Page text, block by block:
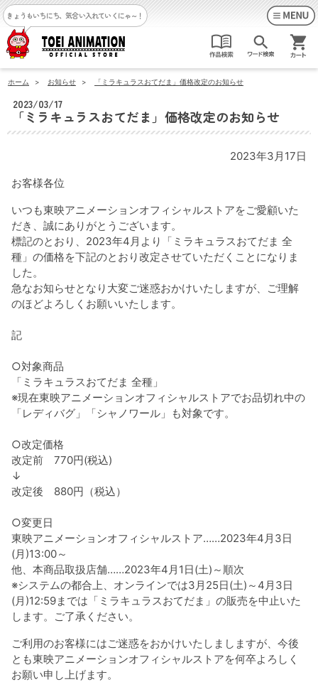
きょうもいちにち、気合い入れていくにゃ～！
ホーム > お知らせ > 「ミラキュラスおてだま」価格改定のお知らせ
2023/03/17
「ミラキュラスおてだま」価格改定のお知らせ
2023年3月17日
お客様各位
いつも東映アニメーションオフィシャルストアをご愛顧いた
だき、誠にありがとうございます。
標記のとおり、2023年4月より「ミラキュラスおてだま 全
種」の価格を下記のとおり改定させていただくことになりま
した。
急なお知らせとなり大変ご迷惑おかけいたしますが、ご理解
のほどよろしくお願いいたします。
記
○対象商品
「ミラキュラスおてだま 全種」
※現在東映アニメーションオフィシャルストアでお品切れ中の
「レディバグ」「シャノワール」も対象です。
○改定価格
改定前 770円(税込)
↓
改定後 880円（税込）
○変更日
東映アニメーションオフィシャルストア……2023年4月3日
(月)13:00～
他、本商品取扱店舗……2023年4月1日(土)～順次
※システムの都合上、オンラインでは3月25日(土)～4月3日
(月)12:59までは「ミラキュラスおてだま」の販売を中止いた
します。ご了承ください。
ご利用のお客様にはご迷惑をおかけいたしましますが、今後
とも東映アニメーションオフィシャルストアを何卒よろしく
お願い申し上げます。